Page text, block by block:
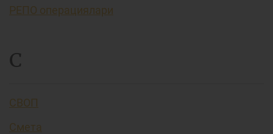
РЕПО операциялари
С
СВОП
Смета